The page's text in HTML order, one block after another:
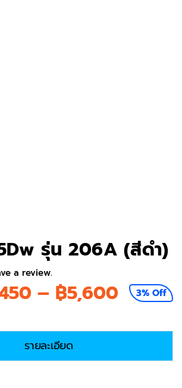
รุ่น 206A (สีดำ)
a review.
– ฿5,600Price
3% Off
รายละเอียด